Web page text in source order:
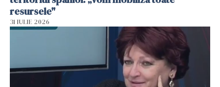
resursele"
31 IULIE 2026